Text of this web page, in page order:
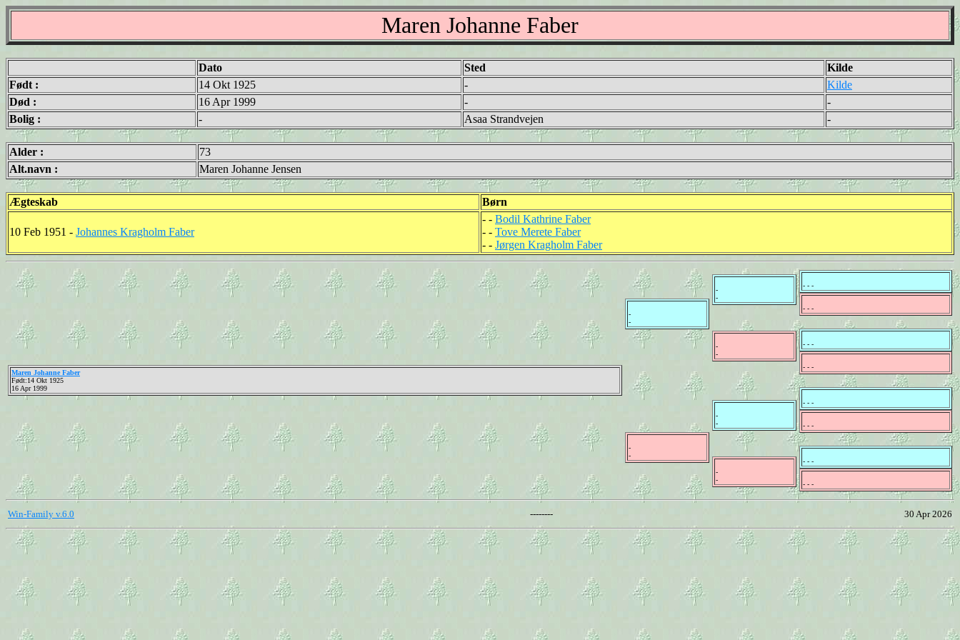
Maren Johanne Faber
Dato Sted
Kilde
Født :
14 Okt 1925 -
Kilde
Død :
16 Apr 1999 -
-
Bolig :
- Asaa Strandvejen -
Alder :
73
Alt.navn :
Maren Johanne Jensen
Ægteskab Børn
10 Feb 1951 - Johannes Kragholm Faber
- - Bodil Kathrine Faber
- - Tove Merete Faber
- - Jørgen Kragholm Faber
Maren Johanne Faber
Født:14 Okt 1925
16 Apr 1999
-
-
-
-
-
-
-
-
-
-
-
-
- - -
- - -
- - -
- - -
- - -
- - -
- - -
- - -
Win-Family v.6.0 -------- 30 Apr 2026